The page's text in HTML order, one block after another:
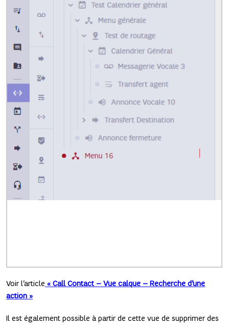
Voir l’article « Call Contact – Vue calque – Recherche d’une
action »
Il est également possible à partir de cette vue de supprimer des